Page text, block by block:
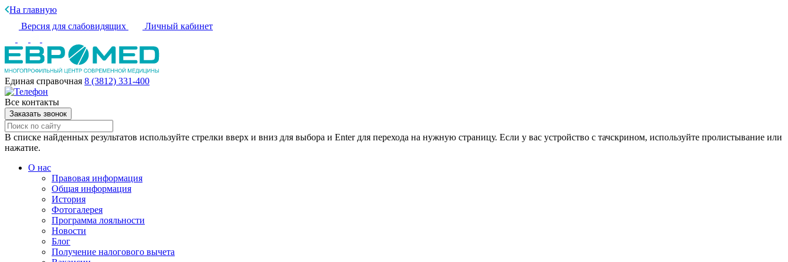
На главную
Версия для слабовидящих
Личный кабинет
Единая справочная 8 (3812) 331-400
Все контакты
Заказать звонок
В списке найденных результатов используйте стрелки вверх и вниз для выбора и Enter для перехода на нужную страницу. Если у вас устройство с тачскрином, используйте пролистывание или
нажатие.
О нас
Правовая информация
Общая информация
История
Фотогалерея
Программа лояльности
Новости
Блог
Получение налогового вычета